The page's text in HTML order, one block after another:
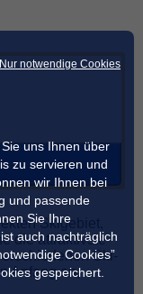
Nur notwendige Cookies
uns Ihnen über
zu servieren und
wir Ihnen bei
und passende
Sie Ihre
auch nachträglich
Cookies”
gespeichert.
für deinen
Skigebiet,
die attraktivste
Ski-
Anfang an,